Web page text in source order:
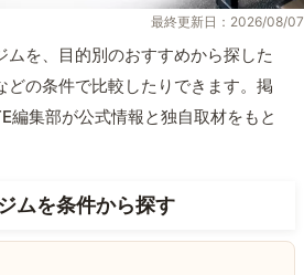
最終更新日：2026/08/07
ムを、目的別のおすすめから探した
どの条件で比較したりできます。掲
編集部が公式情報と独自取材をもと
ムを条件から探す